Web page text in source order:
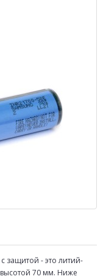
защитой - это литий-
70 мм. Ниже